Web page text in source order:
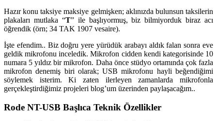
Hazır konu taksiye maksiye gelmişken; aklınızda bulunsun taksilerin
plakaları mutlaka “T” ile başlıyormuş, biz bilmiyorduk biraz acı
öğrendik (örn; 34 TAK 1907 vesaire).
İşte efendim.. Biz doğru yere yürüdük arabayı aldık falan sonra eve
geldik mikrofonu inceledik. Mikrofon cidden kendi kategorisinde 10
numara 5 yıldız bir mikrofon. Daha önce stüdyo ortamında çok fazla
mikrofon denemiş biri olarak; USB mikrofonu hayli beğendiğimi
söylemek isterim. Ki zaten ilerleyen zamanlarda mikrofonla
gerçekleştirdiğimiz projeleri blog’um üzerinden paylaşacağım..
Rode NT-USB Başlıca Teknik Özellikler